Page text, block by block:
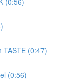
(0:47)
(0:56)